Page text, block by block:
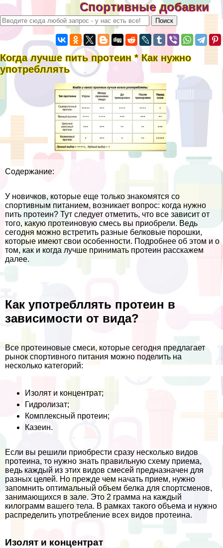
Спортивные добавки
Когда лучше пить протеин * Как нужно
употрeбллять
Содержание:
У новичков, которые еще только знакомятся со
спортивным питанием, возникает вопрос: когда нужно
пить протеин? Тут следует отметить, что все зависит от
того, какую протеиновую смесь вы приобрели. Ведь
сегодня можно встретить разные белковые порошки,
которые имеют свои особенности. Подробнее об этом и о
том, как и когда лучше принимать протеин расскажем
далее.
Как употрeбллять протеин в
зависимости от вида?
Все протеиновые смеси, которые сегодня предлагает
рынок спортивного питания можно поделить на
несколько категорий:
Изолят и концентрат;
Гидролизат;
Комплексный протеин;
Казеин.
Если вы решили приобрести сразу несколько видов
протеина, то нужно знать правильную схему приема,
ведь каждый из этих видов смесей предназначен для
разных целей. Но прежде чем начать прием, нужно
запомнить оптимальный объем белка для спортсменов,
занимающихся в зале. Это 2 грамма на каждый
килограмм вашего тела. В рамках такого объема и нужно
распределить употрeбление всех видов протеина.
Изолят и концентрат